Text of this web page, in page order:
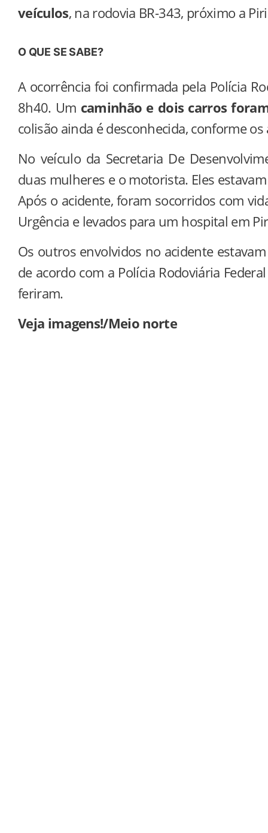
veículos, na rodovia BR-343, próximo a
O QUE SE SABE?
A ocorrência foi confirmada pela Polícia
8h40. Um caminhão e dois carros
colisão ainda é desconhecida, conforme
No veículo da Secretaria De
duas mulheres e o motorista. Eles
Após o acidente, foram socorridos com
Urgência e levados para um hospital em
Os outros envolvidos no acidente
de acordo com a Polícia Rodoviária
feriram.
Veja imagens!/Meio norte